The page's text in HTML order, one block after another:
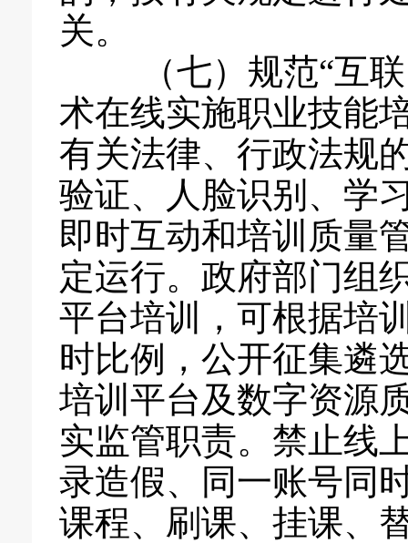
关。
（七）规范“互联
术在线实施职业技能
有关法律、行政法规
验证、人脸识别、学
即时互动和培训质量
定运行。政府部门组
平台培训，可根据培
时比例，公开征集遴
培训平台及数字资源
实监管职责。禁止线
录造假、同一账号同
课程、刷课、挂课、